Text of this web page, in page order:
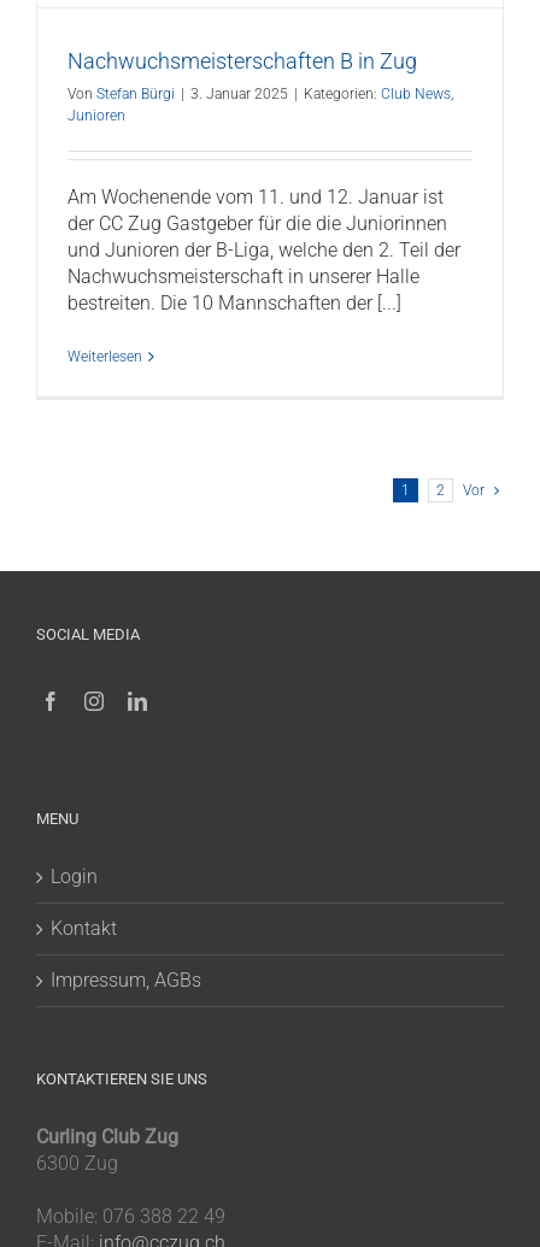
Nachwuchsmeisterschaften B in Zug
Von Stefan Bürgi 3. Januar 2025 Kategorien: Club News,
Junioren
Am Wochenende vom 11. und 12. Januar ist
der CC Zug Gastgeber für die die Juniorinnen
und Junioren der B-Liga, welche den 2. Teil der
Nachwuchsmeisterschaft in unserer Halle
bestreiten. Die 10 Mannschaften der [...]
Weiterlesen
1 2 Vor
SOCIAL MEDIA
MENU
Login
Kontakt
Impressum, AGBs
KONTAKTIEREN SIE UNS
Curling Club Zug
6300 Zug
Mobile: 076 388 22 49